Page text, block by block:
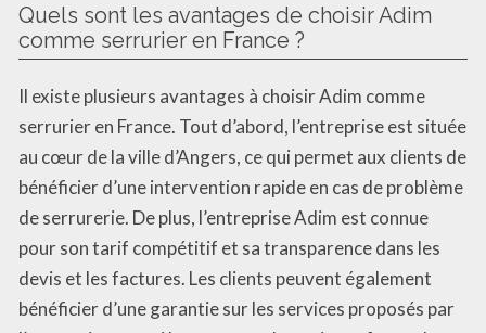
Quels sont les avantages de choisir Adim
comme serrurier en France ?
Il existe plusieurs avantages à choisir Adim comme
serrurier en France. Tout d’abord, l’entreprise est située
au cœur de la ville d’Angers, ce qui permet aux clients de
bénéficier d’une intervention rapide en cas de problème
de serrurerie. De plus, l’entreprise Adim est connue
pour son tarif compétitif et sa transparence dans les
devis et les factures. Les clients peuvent également
bénéficier d’une garantie sur les services proposés par